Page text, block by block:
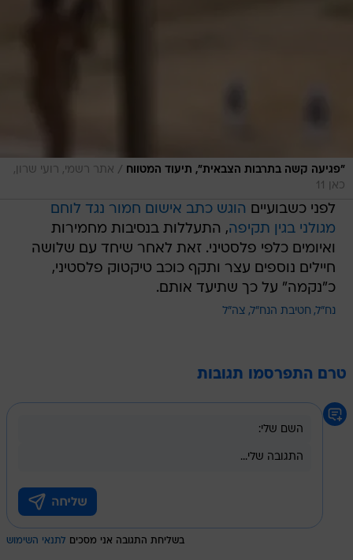
"פגיעה קשה בתרבות הצבאית", תיעוד המטווח / אתר רשמי, רועי שרון,
כאן 11
לפני כשבועיים הוגש כתב אישום חמור נגד לוחם
מגולני בגין תקיפה, התעללות בנסיבות מחמירות
ואיומים כלפי פלסטיני. זאת לאחר שיחד עם שלושה
חיילים נוספים עצר ותקף כוכב טיקטוק פלסטיני,
כ"נקמה" על כך שתיעד אותם.
נח"ל חטיבת הנח"ל צה"ל
טרם התפרסמו תגובות
בשליחת התגובה אני מסכים לתנאי השימוש